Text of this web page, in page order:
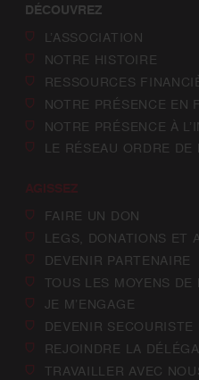
DÉCOUVREZ
L’ASSOCIATION
NOTRE HISTOIRE
RESSOURCES
NOTRE PRÉSENCE EN
NOTRE PRÉSENCE À
LE RÉSEAU ORDRE DE
AGISSEZ
FAIRE UN DON
LEGS, DONATIONS ET
DEVENIR PARTENAIRE
TOUS LES MOYENS DE
JE M’ENGAGE
DEVENIR SECOURISTE
REJOINDRE LA
TRAVAILLER AVEC